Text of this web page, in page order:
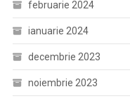
februarie 2024
ianuarie 2024
decembrie 2023
noiembrie 2023